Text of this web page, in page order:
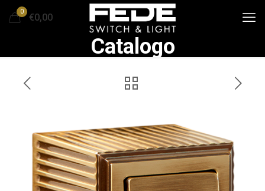
0
€0,00
Catalogo